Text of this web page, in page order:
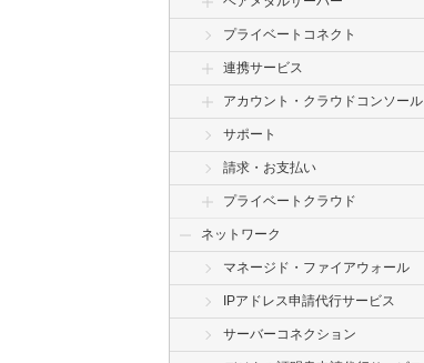
プライベートコネクト
連携サービス
アカウント・クラウドコンソール
サポート
請求・お支払い
プライベートクラウド
ネットワーク
マネージド・ファイアウォール
IPアドレス申請代行サービス
サーバーコネクション